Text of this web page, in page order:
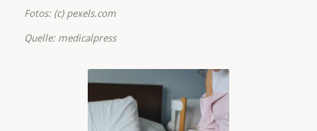
Fotos: (c) pexels.com
Quelle: medicalpress